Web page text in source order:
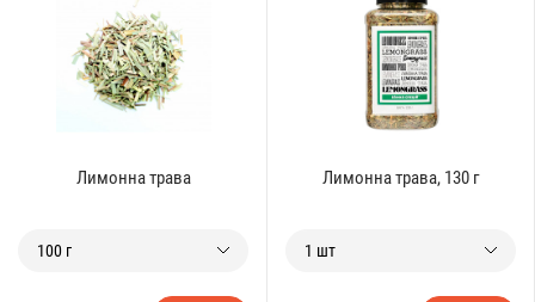
Лимонна трава
100 г
Лимонна трава, 130 г
1 шт